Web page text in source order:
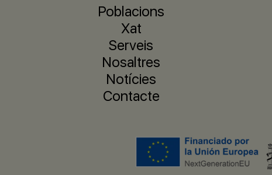
Poblacions
Xat
Serveis
Nosaltres
Notícies
Contacte